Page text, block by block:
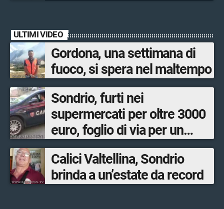
ULTIMI VIDEO
Gordona, una settimana di
fuoco, si spera nel maltempo
Sondrio, furti nei
supermercati per oltre 3000
euro, foglio di via per un
ventinovenne
Calici Valtellina, Sondrio
brinda a un’estate da record